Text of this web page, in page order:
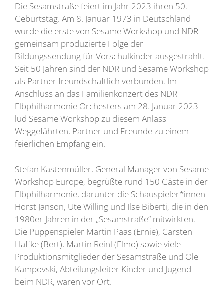
Die Sesamstraße feiert im Jahr 2023 ihren 50.
Geburtstag. Am 8. Januar 1973 in Deutschland
wurde die erste von Sesame Workshop und NDR
gemeinsam produzierte Folge der
Bildungssendung für Vorschulkinder ausgestrahlt.
Seit 50 Jahren sind der NDR und Sesame Workshop
als Partner freundschaftlich verbunden. Im
Anschluss an das Familienkonzert des NDR
Elbphilharmonie Orchesters am 28. Januar 2023
lud Sesame Workshop zu diesem Anlass
Weggefährten, Partner und Freunde zu einem
feierlichen Empfang ein.
Stefan Kastenmüller, General Manager von Sesame
Workshop Europe, begrüßte rund 150 Gäste in der
Elbphilharmonie, darunter die Schauspieler*innen
Horst Janson, Ute Willing und Ilse Biberti, die in den
1980er-Jahren in der „Sesamstraße“ mitwirkten.
Die Puppenspieler Martin Paas (Ernie), Carsten
Haffke (Bert), Martin Reinl (Elmo) sowie viele
Produktionsmitglieder der Sesamstraße und Ole
Kampovski, Abteilungsleiter Kinder und Jugend
beim NDR, waren vor Ort.